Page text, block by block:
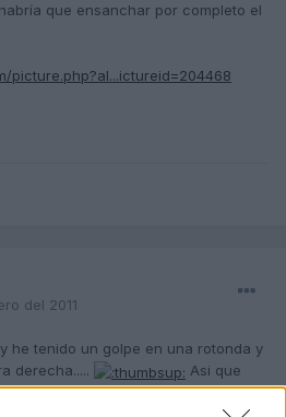
que ensanchar por completo el
picture.php?al...ictureid=204468
del 2011
he tenido un golpe en una rotonda y
derecha.....
Asi que
una puerta de desguace,jod** que